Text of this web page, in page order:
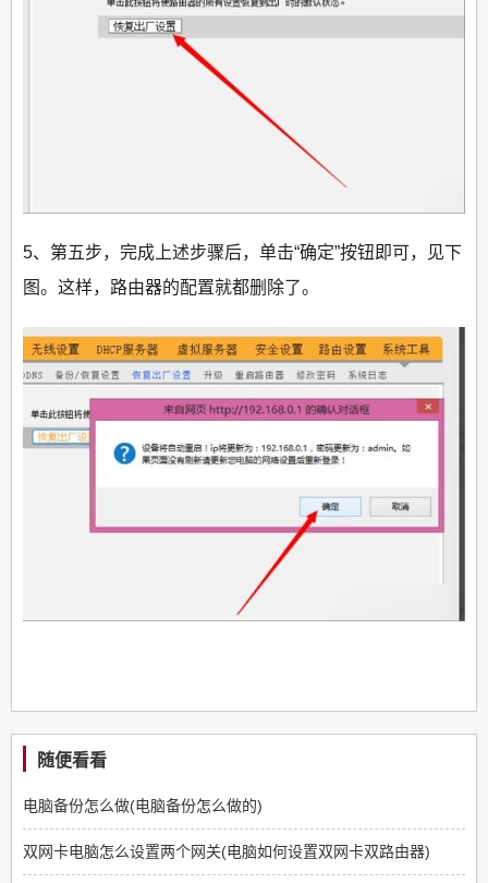
5、第五步，完成上述步骤后，单击“确定”按钮即可，见下
图。这样，路由器的配置就都删除了。
随便看看
电脑备份怎么做(电脑备份怎么做的)
双网卡电脑怎么设置两个网关(电脑如何设置双网卡双路由器)